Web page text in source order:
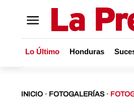
Lo Último Honduras
INICIO · FOTOGALERÍAS ·